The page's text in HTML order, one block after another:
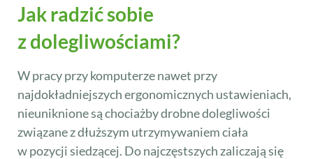
Jak radzić sobie
z dolegliwościami?
W pracy przy komputerze nawet przy
najdokładniejszych ergonomicznych ustawieniach,
nieuniknione są chociażby drobne dolegliwości
związane z dłuższym utrzymywaniem ciała
w pozycji siedzącej. Do najczęstszych zaliczają się